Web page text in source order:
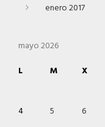
enero 2017
mayo 2026
L
M X
4
5 6